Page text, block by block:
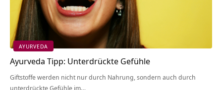
AYURVEDA
Ayurveda Tipp: Unterdrückte Gefühle
Giftstoffe werden nicht nur durch Nahrung, sondern auch durch
unterdrückte Gefühle im…